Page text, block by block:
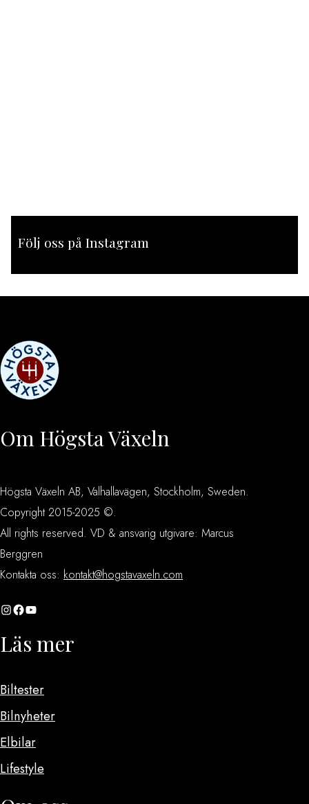
Följ oss på Instagram
Om Högsta Växeln
Högsta Växeln AB, Valhallavägen, Stockholm, Sweden.
Copyright 2015-2025 ©.
All rights reserved. VD & ansvarig utgivare: Marcus
Berggren
Kontakta oss: kontakt@hogstavaxeln.com
InstagramFacebook YouTube
Läs mer
Biltester
Bilnyheter
Elbilar
Lifestyle